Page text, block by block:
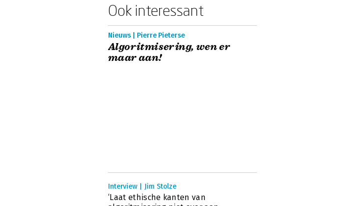
Ook interessant
Nieuws | Pierre Pieterse
Algoritmisering, wen er
maar aan!
Interview | Jim Stolze
‘Laat ethische kanten van